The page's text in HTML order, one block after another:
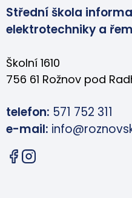
Střední škola
elektrotechniky a
Školní 1610
756 61 Rožnov pod
telefon: 571 752 311
e-mail: